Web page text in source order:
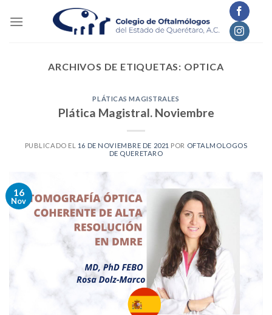
ARCHIVOS DE ETIQUETAS: OPTICA
PLÁTICAS MAGISTRALES
Plática Magistral. Noviembre
PUBLICADO EL 16 DE NOVIEMBRE DE 2021 POR OFTALMOLOGOS
DE QUERETARO
16
Nov